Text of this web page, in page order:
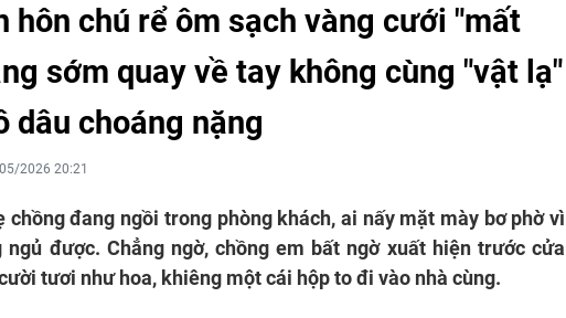
hôn chú rể ôm sạch vàng cưới "mất
sớm quay về tay không cùng "vật lạ"
dâu choáng nặng
2026 20:21
chồng đang ngồi trong phòng khách, ai nấy mặt mày bơ phờ vì
ngủ được. Chẳng ngờ, chồng em bất ngờ xuất hiện trước cửa
tươi như hoa, khiêng một cái hộp to đi vào nhà cùng.